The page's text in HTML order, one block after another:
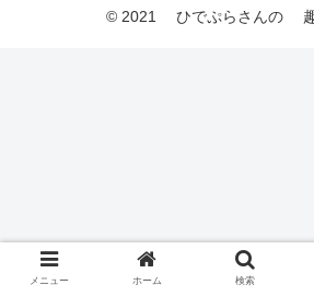
© 2021 ひでぷらさんの 趣
メニュー ホーム 検索